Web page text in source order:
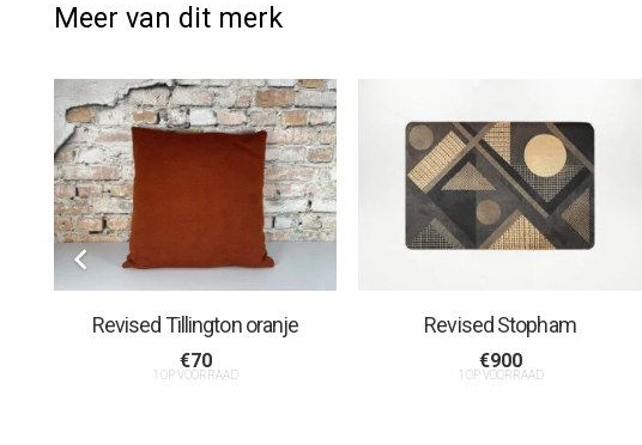
Meer van dit merk
Revised Tillington oranje
€70
1 OP VOORRAAD
Revised Stopham
€900
1 OP VOORRAAD